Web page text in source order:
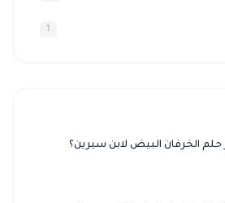
1
الخرفان البيض لابن سيرين؟